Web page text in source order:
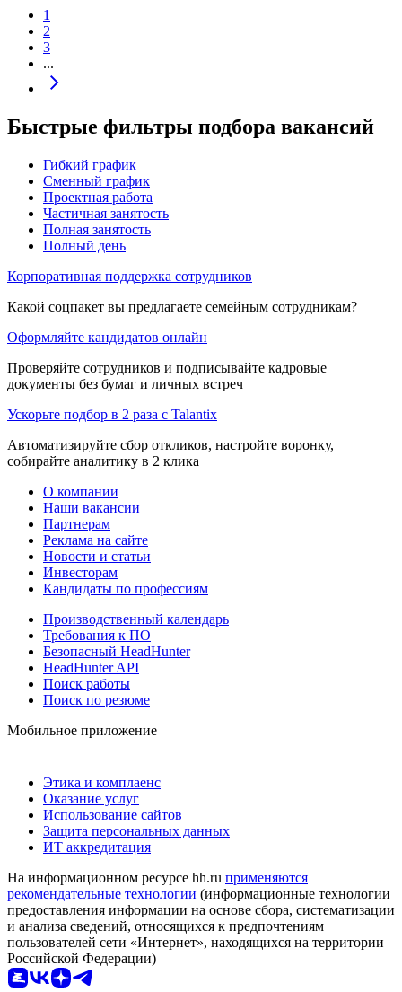
1
2
3
...
Быстрые фильтры подбора вакансий
Гибкий график
Сменный график
Проектная работа
Частичная занятость
Полная занятость
Полный день
Корпоративная поддержка сотрудников
Какой соцпакет вы предлагаете семейным сотрудникам?
Оформляйте кандидатов онлайн
Проверяйте сотрудников и подписывайте кадровые
документы без бумаг и личных встреч
Ускорьте подбор в 2 раза с Talantix
Автоматизируйте сбор откликов, настройте воронку,
собирайте аналитику в 2 клика
О компании
Наши вакансии
Партнерам
Реклама на сайте
Новости и статьи
Инвесторам
Кандидаты по профессиям
Производственный календарь
Требования к ПО
Безопасный HeadHunter
HeadHunter API
Поиск работы
Поиск по резюме
Мобильное приложение
Этика и комплаенс
Оказание услуг
Использование сайтов
Защита персональных данных
ИТ аккредитация
На информационном ресурсе hh.ru применяются
рекомендательные технологии (информационные технологии
предоставления информации на основе сбора, систематизации
и анализа сведений, относящихся к предпочтениям
пользователей сети «Интернет», находящихся на территории
Российской Федерации)